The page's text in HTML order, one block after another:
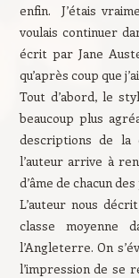
enfin. J’étais
voulais continuer
écrit par Jane
qu’après coup que
Tout d’abord, le
beaucoup plus
descriptions de la
l’auteur arrive à
d’âme de chacun
L’auteur nous
classe moyenne
l’Angleterre. On
l’impression de se